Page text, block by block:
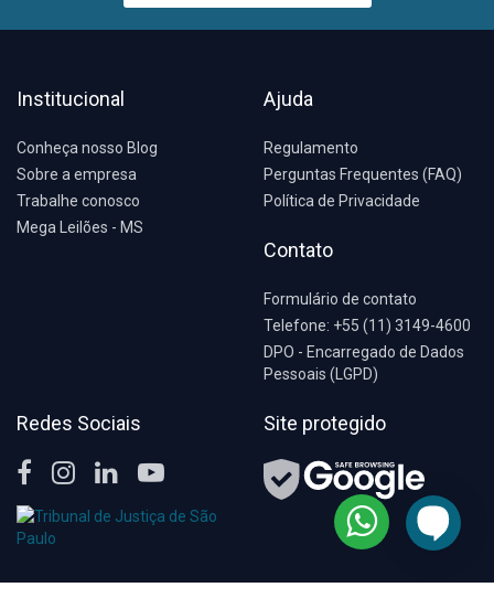
Institucional
Conheça nosso Blog
Sobre a empresa
Trabalhe conosco
Mega Leilões - MS
Ajuda
Regulamento
Perguntas Frequentes (FAQ)
Política de Privacidade
Contato
Formulário de contato
Telefone: +55 (11) 3149-4600
DPO - Encarregado de Dados
Pessoais (LGPD)
Redes Sociais Site protegido